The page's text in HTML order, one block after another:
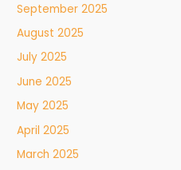
September 2025
August 2025
July 2025
June 2025
May 2025
April 2025
March 2025